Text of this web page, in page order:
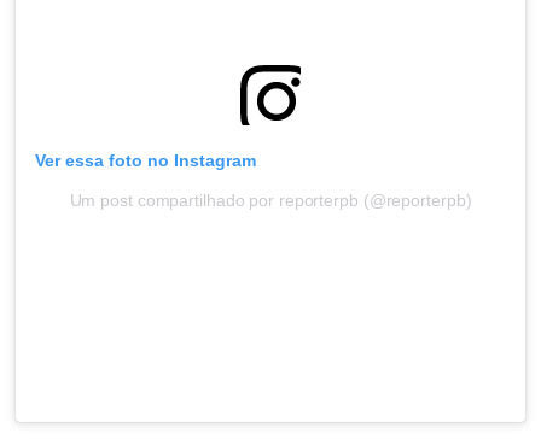
Ver essa foto no Instagram
Um post compartilhado por reporterpb (@reporterpb)